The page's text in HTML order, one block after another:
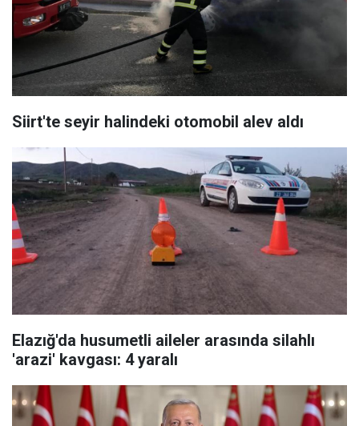
Siirt'te seyir halindeki otomobil alev aldı
Elazığ'da husumetli aileler arasında silahlı
'arazi' kavgası: 4 yaralı